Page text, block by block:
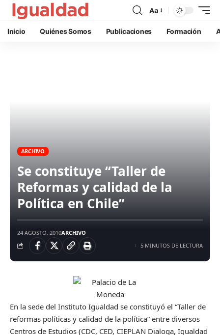
Aa
Inicio Quiénes Somos Publicaciones Formación
ARCHIVO
Se constituye “Taller de
Reformas y calidad de la
Política en Chile”
24 AGOSTO, 2010ARCHIVO
5 MINUTOS DE LECTURA
En la sede del Instituto Igualdad se constituyó el “Taller de
reformas políticas y calidad de la política” entre diversos
Centros de Estudios (CDC, CED, CIEPLAN Dialoga, Igualdad